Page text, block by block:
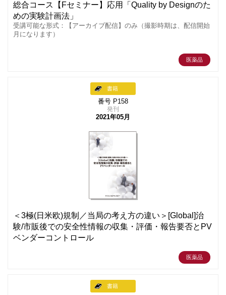
総合コース【Fセミナー】応用「Quality by Designのた
めの実験計画法」
受講可能な形式：【アーカイブ配信】のみ（撮影時期は、配信開始
月になります）
医薬品
書籍
番号 P158
発刊
2021年05月
＜3極(日米欧)規制／当局の考え方の違い＞[Global]治
験/市販後での安全性情報の収集・評価・報告要否とPV
ベンダーコントロール
医薬品
書籍